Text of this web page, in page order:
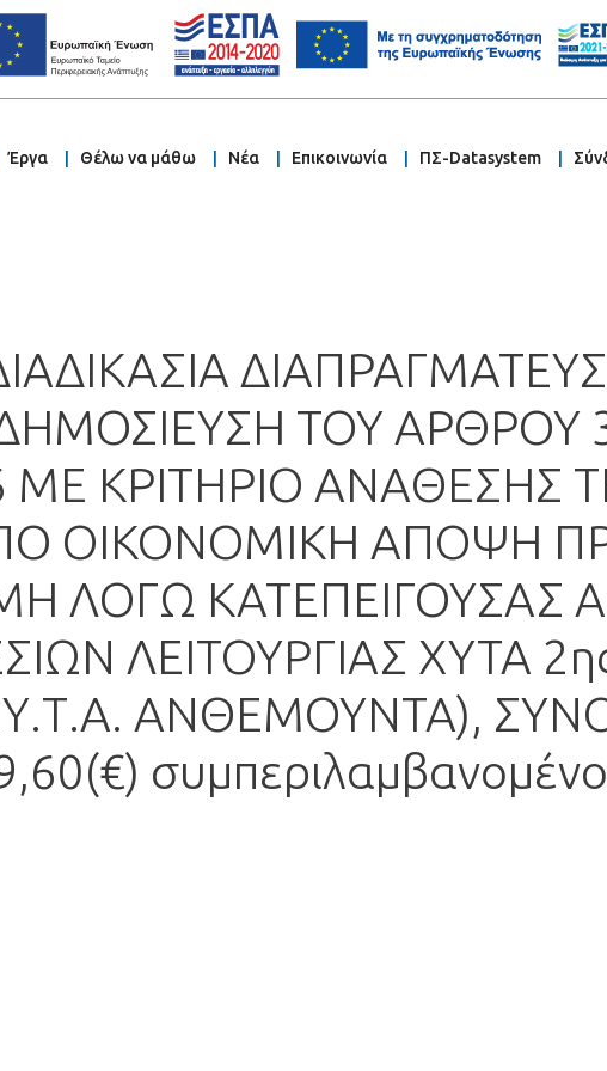
Έργα Θέλω να μάθω Νέα Επικοινωνία ΠΣ-Datasystem
ΤΟΥ ΑΡΘΡΟΥ
ΜΕ ΚΡΙΤΗΡΙΟ ΑΝΑΘΕΣΗΣ
ΟΙΚΟΝΟΜΙΚΗ ΑΠΟΨΗ
ΛΟΓΩ ΚΑΤΕΠΕΙΓΟΥΣΑΣ
ΛΕΙΤΟΥΡΓΙΑΣ ΧΥΤΑ
ΑΝΘΕΜΟΥΝΤΑ),